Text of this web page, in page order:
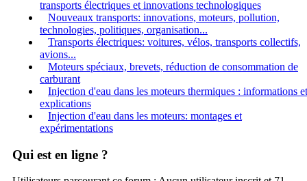
transports électriques et innovations technologiques
Nouveaux transports: innovations, moteurs, pollution,
technologies, politiques, organisation...
Transports électriques: voitures, vélos, transports collectifs,
avions...
Moteurs spéciaux, brevets, réduction de consommation de
carburant
Injection d'eau dans les moteurs thermiques : informations et
explications
Injection d'eau dans les moteurs: montages et
expérimentations
Qui est en ligne ?